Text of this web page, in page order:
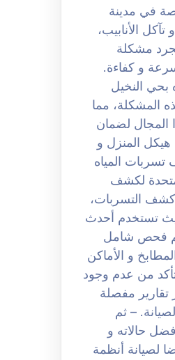
في مدينة
الأنابيب،
مشكلة
و كفاءة.
النخيل
المشكلة، مما
المجال لضمان
المنزل و
المياه
المتحدة لكشف
التسربات،
تستخدم أحدث
ثم فحص شامل
و الأماكن
من عدم وجود
مفصلة
– ثم
حالاته و
لصيانة أنظمة